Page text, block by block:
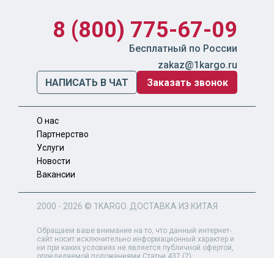
8 (800) 775-67-09
Бесплатный по России
zakaz@1kargo.ru
НАПИСАТЬ В ЧАТ
Заказать звонок
О нас
Партнерство
Услуги
Новости
Вакансии
2000 - 2026 © 1KARGO. ДОСТАВКА ИЗ КИТАЯ
Обращаем ваше внимание на то, что данный интернет-
сайт носит исключительно информационный характер и
ни при каких условиях не является публичной офертой,